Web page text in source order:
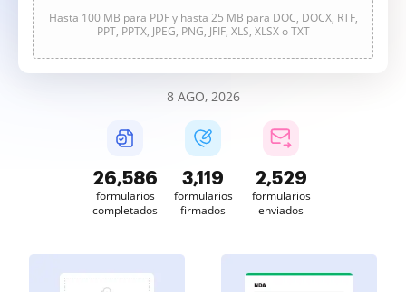
Hasta 100 MB para PDF y hasta 25 MB para DOC, DOCX, RTF,
PPT, PPTX, JPEG, PNG, JFIF, XLS, XLSX o TXT
8 AGO, 2026
26,586
formularios
completados
3,119
formularios
firmados
2,529
formularios
enviados